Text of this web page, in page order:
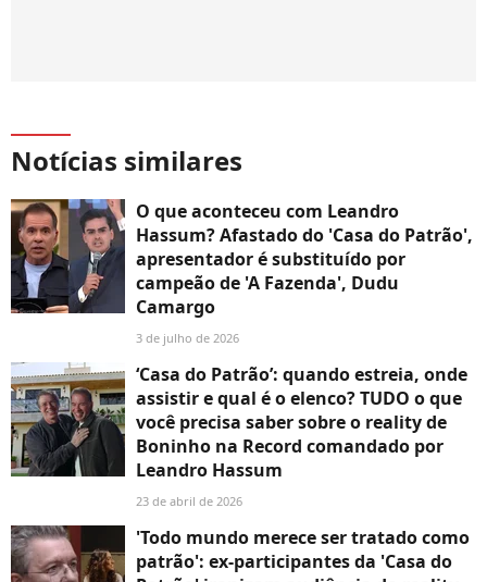
Notícias similares
O que aconteceu com Leandro
Hassum? Afastado do 'Casa do Patrão',
apresentador é substituído por
campeão de 'A Fazenda', Dudu
Camargo
3 de julho de 2026
‘Casa do Patrão’: quando estreia, onde
assistir e qual é o elenco? TUDO o que
você precisa saber sobre o reality de
Boninho na Record comandado por
Leandro Hassum
23 de abril de 2026
'Todo mundo merece ser tratado como
patrão': ex-participantes da 'Casa do